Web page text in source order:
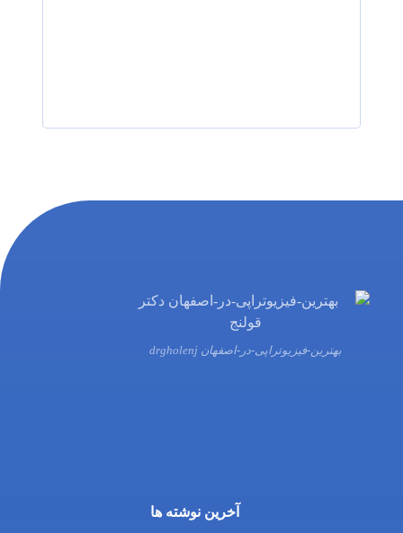
بهترین-فیزیوتراپی-در-اصفهان drgholenj
آخرین نوشته ها